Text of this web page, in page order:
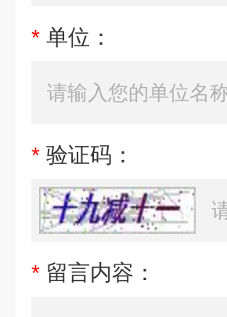
* 单位：
* 验证码：
* 留言内容：